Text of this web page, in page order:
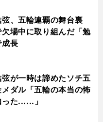
弦、五輪連覇の舞台裏
場中に取り組んだ「勉
長
が一時は諦めたソチ五
ダル「五輪の本当の怖
た......」